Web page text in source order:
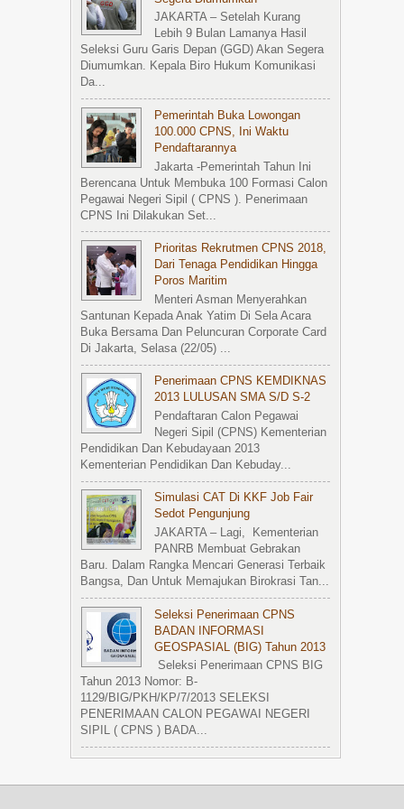
JAKARTA – Setelah Kurang
Lebih 9 Bulan Lamanya Hasil
Seleksi Guru Garis Depan (GGD) Akan Segera
Diumumkan. Kepala Biro Hukum Komunikasi
Da...
Pemerintah Buka Lowongan
100.000 CPNS, Ini Waktu
Pendaftarannya
Jakarta -Pemerintah Tahun Ini
Berencana Untuk Membuka 100 Formasi Calon
Pegawai Negeri Sipil ( CPNS ). Penerimaan
CPNS Ini Dilakukan Set...
Prioritas Rekrutmen CPNS 2018,
Dari Tenaga Pendidikan Hingga
Poros Maritim
Menteri Asman Menyerahkan
Santunan Kepada Anak Yatim Di Sela Acara
Buka Bersama Dan Peluncuran Corporate Card
Di Jakarta, Selasa (22/05) ...
Penerimaan CPNS KEMDIKNAS
2013 LULUSAN SMA S/d S-2
Pendaftaran Calon Pegawai
Negeri Sipil (CPNS) Kementerian
Pendidikan Dan Kebudayaan 2013
Kementerian Pendidikan Dan Kebuday...
Simulasi CAT Di KKF Job Fair
Sedot Pengunjung
JAKARTA – Lagi, Kementerian
PANRB Membuat Gebrakan
Baru. Dalam Rangka Mencari Generasi Terbaik
Bangsa, Dan Untuk Memajukan Birokrasi Tan...
Seleksi Penerimaan CPNS
BADAN INFORMASI
GEOSPASIAL (BIG) Tahun 2013
Seleksi Penerimaan CPNS BIG
Tahun 2013 Nomor: B-
1129/BIG/PKH/KP/7/2013 SELEKSI
PENERIMAAN CALON PEGAWAI NEGERI
SIPIL ( CPNS ) BADA...